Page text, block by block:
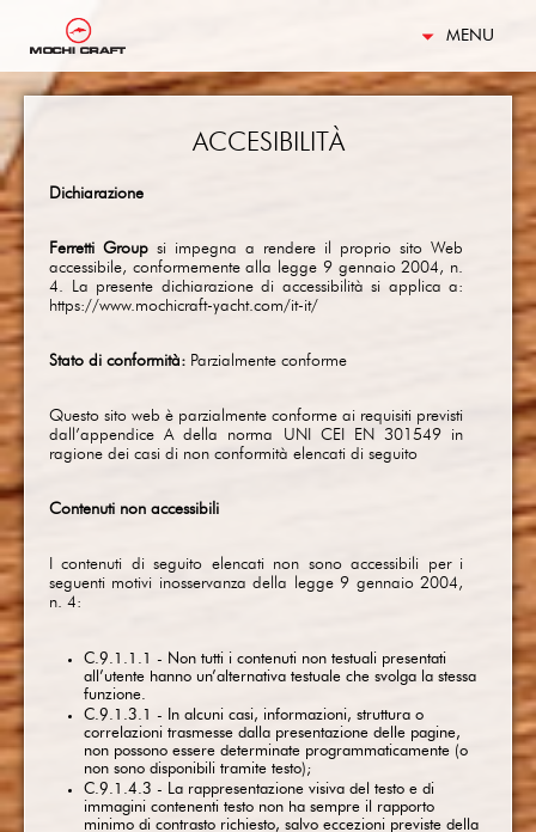
MENU
ACCESIBILITÀ
Dichiarazione
Ferretti Group si impegna a rendere il proprio sito Web
accessibile, conformemente alla legge 9 gennaio 2004, n.
4. La presente dichiarazione di accessibilità si applica a:
https://www.mochicraft-yacht.com/it-it/
Stato di conformità: Parzialmente conforme
Questo sito web è parzialmente conforme ai requisiti previsti
dall’appendice A della norma UNI CEI EN 301549 in
ragione dei casi di non conformità elencati di seguito
Contenuti non accessibili
I contenuti di seguito elencati non sono accessibili per i
seguenti motivi inosservanza della legge 9 gennaio 2004,
n. 4:
C.9.1.1.1 - Non tutti i contenuti non testuali presentati
all’utente hanno un’alternativa testuale che svolga la stessa
funzione.
C.9.1.3.1 - In alcuni casi, informazioni, struttura o
correlazioni trasmesse dalla presentazione delle pagine,
non possono essere determinate programmaticamente (o
non sono disponibili tramite testo);
C.9.1.4.3 - La rappresentazione visiva del testo e di
immagini contenenti testo non ha sempre il rapporto
minimo di contrasto richiesto, salvo eccezioni previste della